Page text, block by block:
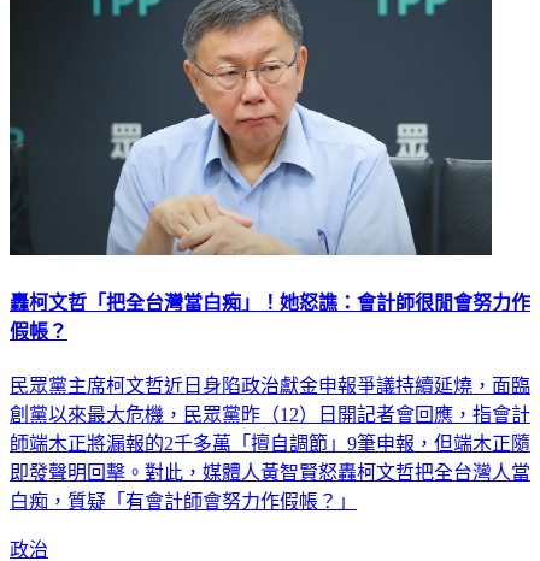
轟柯文哲「把全台灣當白痴」！她怒譙：會計師很閒會努力作
假帳？
民眾黨主席柯文哲近日身陷政治獻金申報爭議持續延燒，面臨
創黨以來最大危機，民眾黨昨（12）日開記者會回應，指會計
師端木正將漏報的2千多萬「擅自調節」9筆申報，但端木正隨
即發聲明回擊。對此，媒體人黃智賢怒轟柯文哲把全台灣人當
白痴，質疑「有會計師會努力作假帳？」
政治